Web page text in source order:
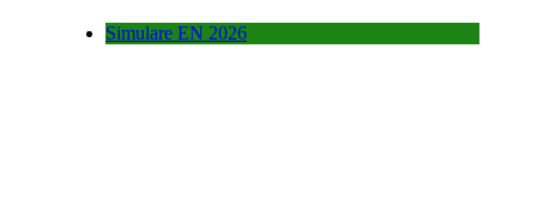
Simulare EN 2026